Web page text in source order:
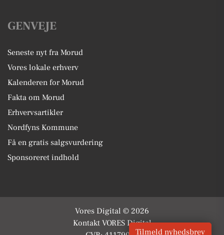
GENVEJE
Seneste nyt fra Morud
Vores lokale erhverv
Kalenderen for Morud
Fakta om Morud
Erhvervsartikler
Nordfyns Kommune
Få en gratis salgsvurdering
Sponsoreret indhold
Vores Digital © 2026
Kontakt VORES Digital
Tilmeld nyhedsbrev